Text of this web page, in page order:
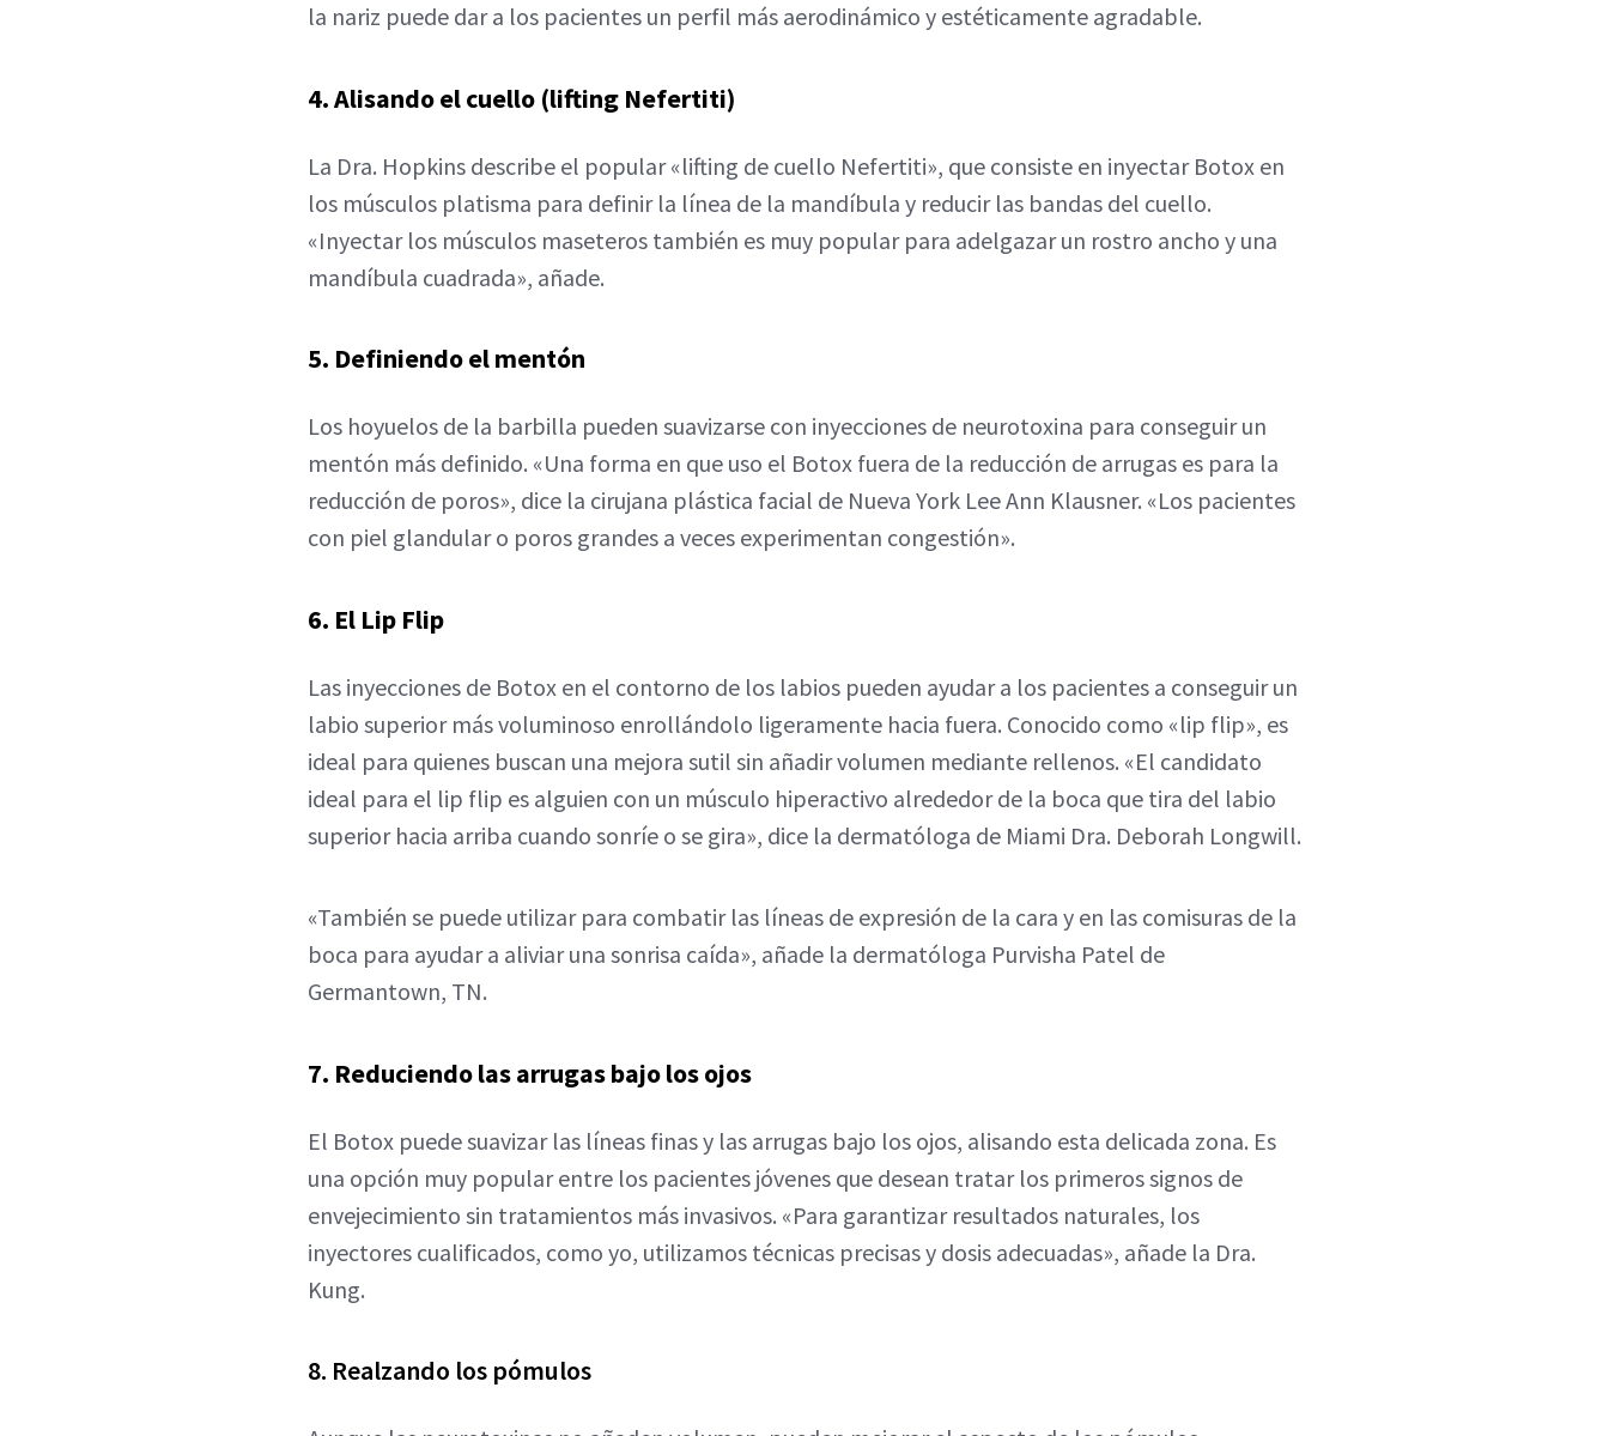
la nariz puede dar a los pacientes un perfil más aerodinámico y estéticamente agradable.
4. Alisando el cuello (lifting Nefertiti)
La Dra. Hopkins describe el popular «lifting de cuello Nefertiti», que consiste en inyectar Botox en
los músculos platisma para definir la línea de la mandíbula y reducir las bandas del cuello.
«Inyectar los músculos maseteros también es muy popular para adelgazar un rostro ancho y una
mandíbula cuadrada», añade.
5. Definiendo el mentón
Los hoyuelos de la barbilla pueden suavizarse con inyecciones de neurotoxina para conseguir un
mentón más definido. «Una forma en que uso el Botox fuera de la reducción de arrugas es para la
reducción de poros», dice la cirujana plástica facial de Nueva York Lee Ann Klausner. «Los pacientes
con piel glandular o poros grandes a veces experimentan congestión».
6. El Lip Flip
Las inyecciones de Botox en el contorno de los labios pueden ayudar a los pacientes a conseguir un
labio superior más voluminoso enrollándolo ligeramente hacia fuera. Conocido como «lip flip», es
ideal para quienes buscan una mejora sutil sin añadir volumen mediante rellenos. «El candidato
ideal para el lip flip es alguien con un músculo hiperactivo alrededor de la boca que tira del labio
superior hacia arriba cuando sonríe o se gira», dice la dermatóloga de Miami Dra. Deborah Longwill.
«También se puede utilizar para combatir las líneas de expresión de la cara y en las comisuras de la
boca para ayudar a aliviar una sonrisa caída», añade la dermatóloga Purvisha Patel de
Germantown, TN.
7. Reduciendo las arrugas bajo los ojos
El Botox puede suavizar las líneas finas y las arrugas bajo los ojos, alisando esta delicada zona. Es
una opción muy popular entre los pacientes jóvenes que desean tratar los primeros signos de
envejecimiento sin tratamientos más invasivos. «Para garantizar resultados naturales, los
inyectores cualificados, como yo, utilizamos técnicas precisas y dosis adecuadas», añade la Dra.
Kung.
8. Realzando los pómulos